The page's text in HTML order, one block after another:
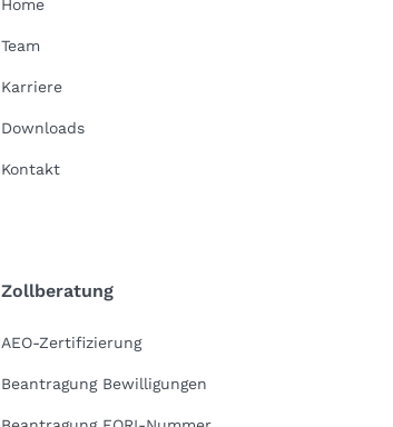
Home
Team
Karriere
Downloads
Kontakt
Zollberatung
AEO-Zertifizierung
Beantragung Bewilligungen